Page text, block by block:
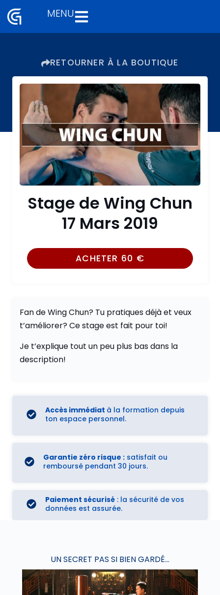
Aller
MENU
RETOURNER À LA BOUTIQUE
Stage de Wing Chun
17 Mars 2019
ACHETER 60 €
Fan de Wing Chun? Tu pratiques déjà et veux
t’améliorer? Ce stage est fait pour toi!
Je t’explique tout un peu plus bas dans la
description!
Accès immédiat à la formation depuis
ton espace personnel.
Garantie zéro risque : satisfait ou
remboursé pendant 30 jours.
Paiement sécurisé: la sécurité de vos
données est assurée.
UN SECRET PAS SI BIEN GARDÉ...